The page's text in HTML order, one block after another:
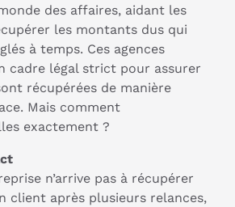
des affaires, aidant les
les montants dus qui
à temps. Ces agences
cadre légal strict pour assurer
récupérées de manière
Mais comment
exactement ?
n’arrive pas à récupérer
client après plusieurs relances,